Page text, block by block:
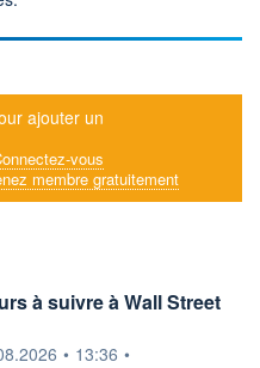
ajouter un
vous
membre gratuitement
à suivre à Wall Street
par • 13:36 •